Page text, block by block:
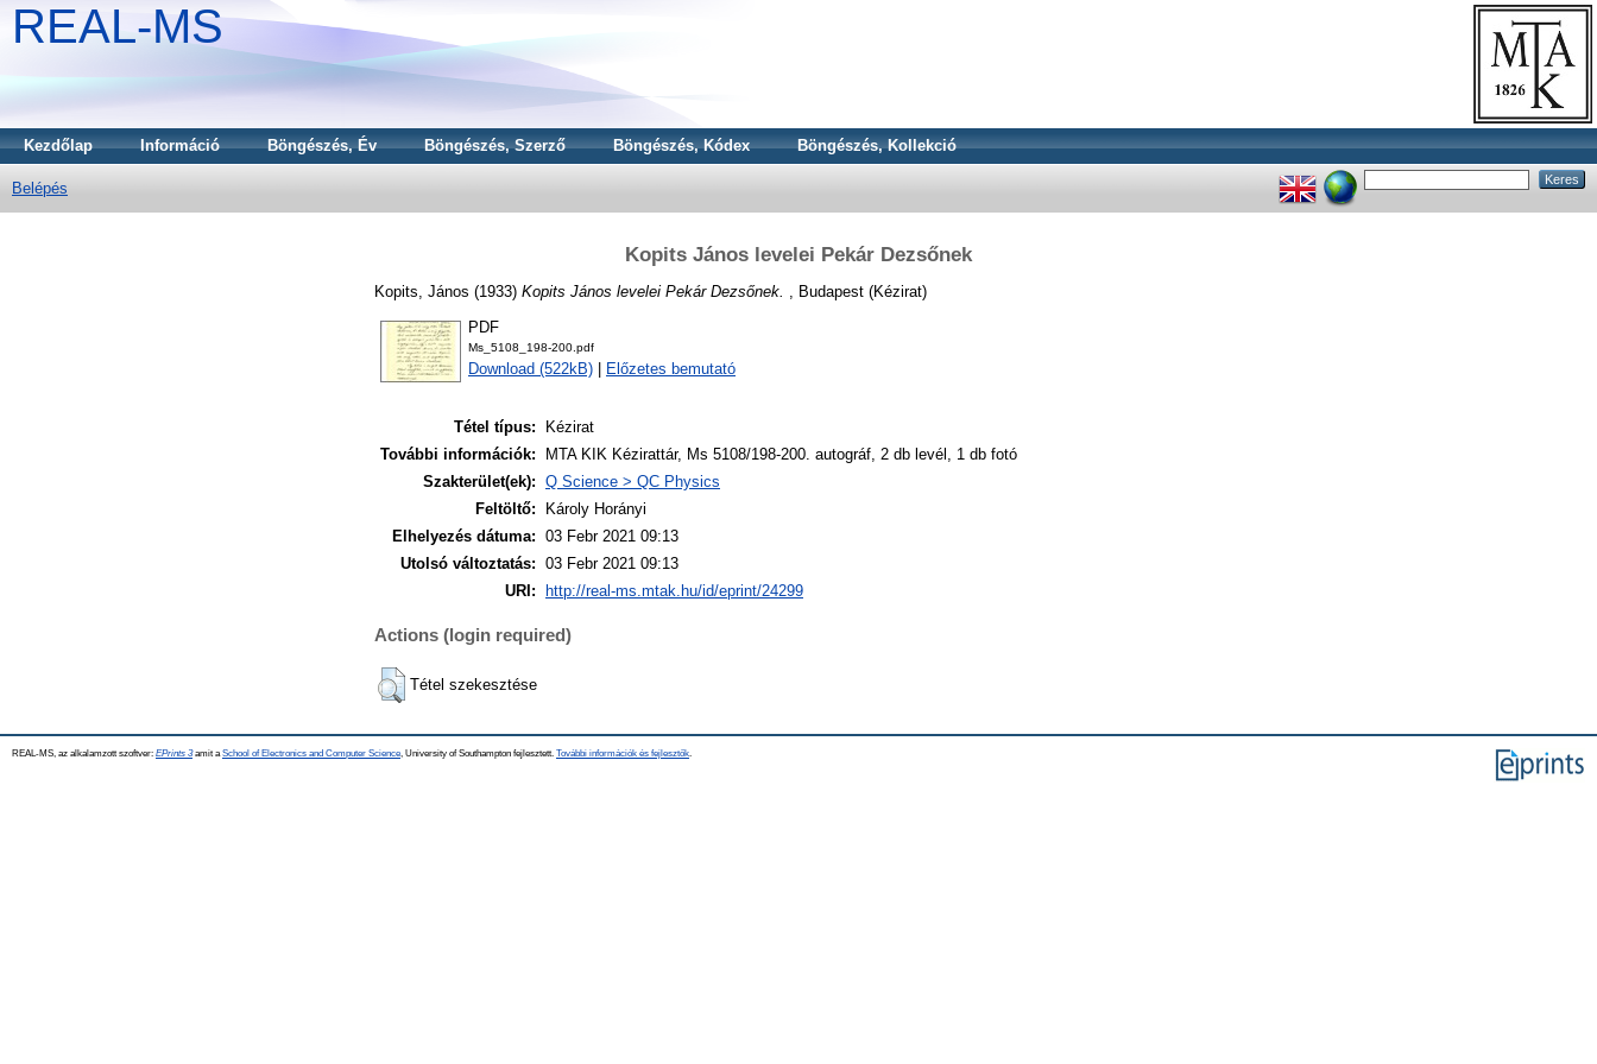
REAL-MS
Kezdőlap Információ Böngészés, Év Böngészés, Szerző Böngészés, Kódex Böngészés, Kollekció
Belépés
Kopits János levelei Pekár Dezsőnek
Kopits, János (1933) Kopits János levelei Pekár Dezsőnek. , Budapest (Kézirat)
PDF
Ms_5108_198-200.pdf
Download (522kB) Előzetes bemutató
Tétel típus:
Kézirat
További információk:
MTA KIK Kézirattár, Ms 5108/198-200. autográf, 2 db levél, 1 db fotó
Szakterület(ek): Q Science > QC Physics
Feltöltő:
Károly Horányi
Elhelyezés dátuma: 03 Febr 2021 09:13
Utolsó változtatás: 03 Febr 2021 09:13
URI:
http://real-ms.mtak.hu/id/eprint/24299
Actions (login required)
Tétel szekesztése
REAL-MS, az alkalamzott szoftver: EPrints 3amit a School of Electronics and Computer Science , University of Southampton fejlesztett. További információk és fejlesztők